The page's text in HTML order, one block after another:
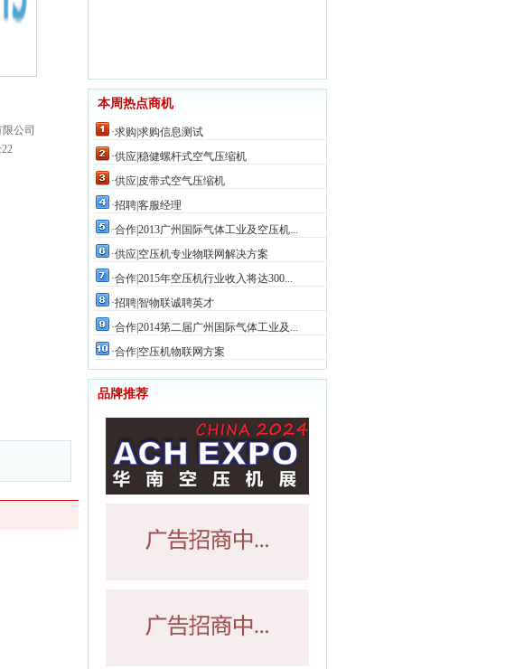
公司
本周热点商机
·求购|求购信息测试
·供应|稳健螺杆式空气压缩机
·供应|皮带式空气压缩机
·招聘|客服经理
·合作|2013广州国际气体工业及空压机...
·供应|空压机专业物联网解决方案
·合作|2015年空压机行业收入将达300...
·招聘|智物联诚聘英才
·合作|2014第二届广州国际气体工业及...
·合作|空压机物联网方案
品牌推荐